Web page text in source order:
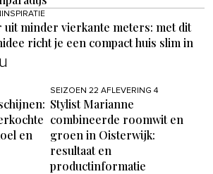
uit minder vierkante meters: met dit
richt je een compact huis slim in
en
SEIZOEN 22 AFLEVERING 4
Stylist Marianne
combineerde roomwit en
groen in Oisterwijk:
resultaat en
productinformatie